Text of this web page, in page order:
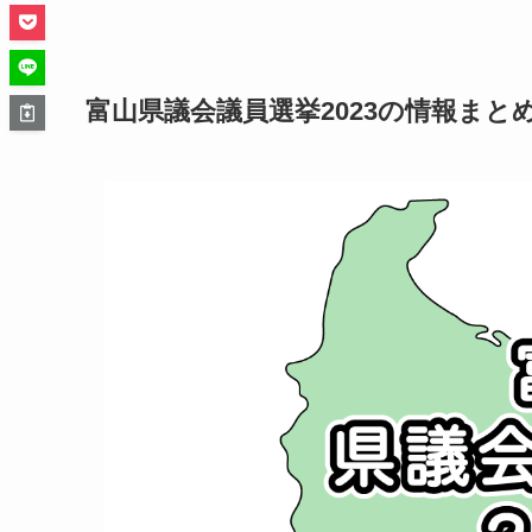
富山県議会議員選挙2023の情報まと